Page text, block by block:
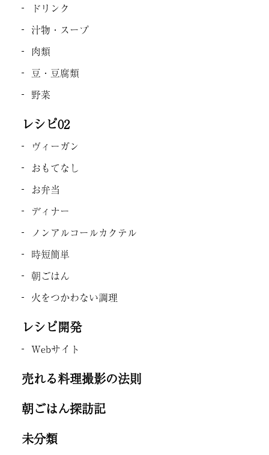
ドリンク
汁物・スープ
肉類
豆・豆腐類
野菜
レシピ02
ヴィーガン
おもてなし
お弁当
ディナー
ノンアルコールカクテル
時短簡単
朝ごはん
火をつかわない調理
レシピ開発
Webサイト
売れる料理撮影の法則
朝ごはん探訪記
未分類